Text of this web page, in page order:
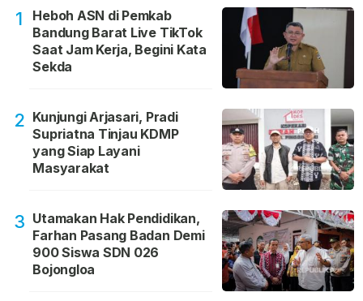
1
Heboh ASN di Pemkab
Bandung Barat Live TikTok
Saat Jam Kerja, Begini Kata
Sekda
2 Kunjungi Arjasari, Pradi
Supriatna Tinjau KDMP
yang Siap Layani
Masyarakat
3 Utamakan Hak Pendidikan,
Farhan Pasang Badan Demi
900 Siswa SDN 026
Bojongloa